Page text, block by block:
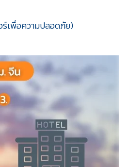
ร์เพื่อความปลอดภัย)